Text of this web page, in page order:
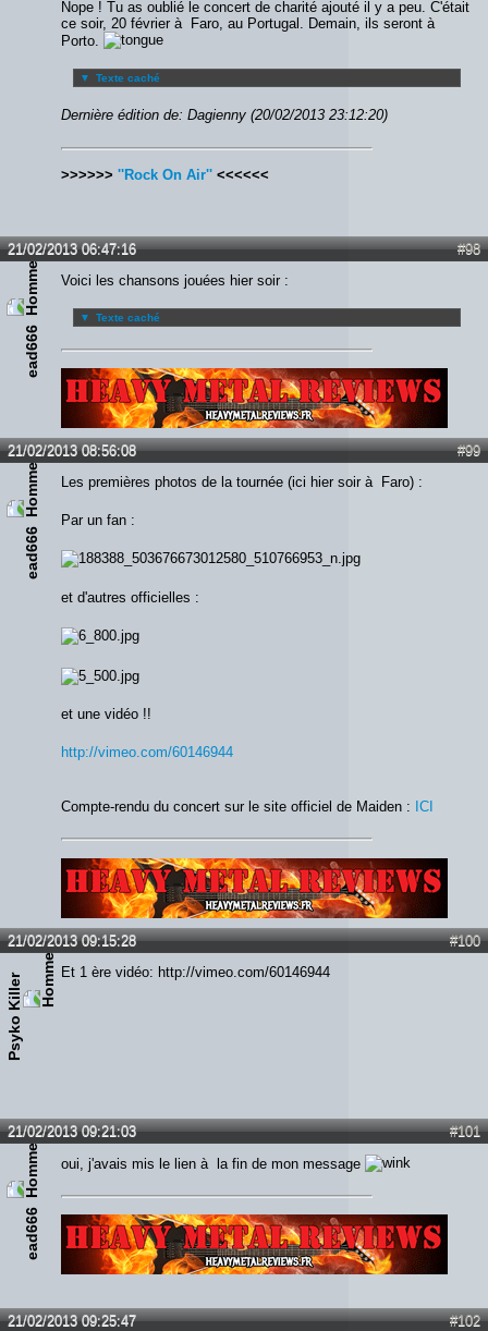
Nope ! Tu as oublié le concert de charité ajouté il y a peu. C'était
ce soir, 20 février à Faro, au Portugal. Demain, ils seront à
Porto.
▼ Texte caché
Dernière édition de: Dagienny (20/02/2013 23:12:20)
>>>>>> ''Rock On Air'' <<<<<<
#98
21/02/2013 06:47:16
ead666
Voici les chansons jouées hier soir :
▼ Texte caché
Lien :http://heavymetalreviews.fr/
#99
21/02/2013 08:56:08
ead666
Les premières photos de la tournée (ici hier soir à Faro) :
Par un fan :
et d'autres officielles :
et une vidéo !!
http://vimeo.com/60146944
Compte-rendu du concert sur le site officiel de Maiden : ICI
Lien :http://heavymetalreviews.fr/
#100
21/02/2013 09:15:28
Psyko Killer
Et 1 ère vidéo: http://vimeo.com/60146944
#101
21/02/2013 09:21:03
ead666
oui, j'avais mis le lien à la fin de mon message
#102
21/02/2013 09:25:47